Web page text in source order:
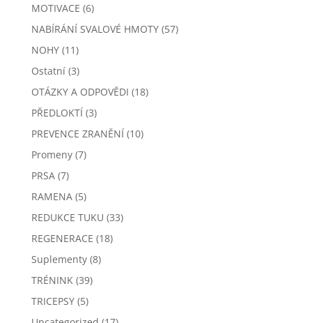
MOTIVACE (6)
NABÍRÁNÍ SVALOVÉ HMOTY(57)
NOHY(11)
Ostatní(3)
OTÁZKY A ODPOVĚDI (18)
PŘEDLOKTÍ(3)
PREVENCE ZRANĚNÍ(10)
Promeny(7)
PRSA(7)
RAMENA(5)
REDUKCE TUKU (33)
REGENERACE (18)
Suplementy(8)
TRÉNINK(39)
TRICEPSY(5)